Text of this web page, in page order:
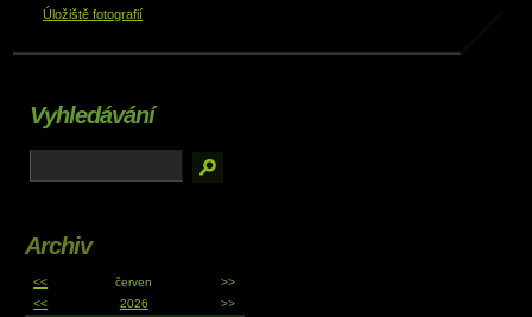
Úložiště fotografií
Vyhledávání
Archiv
<< červen
>>
<<
2026
>>